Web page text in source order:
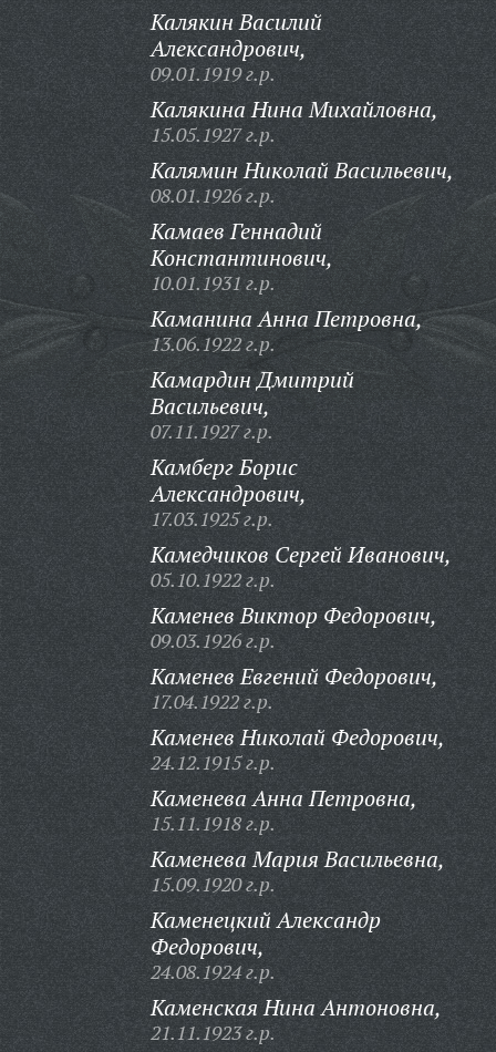
Калякин Василий
Александрович,
09.01.1919 г.р.
Калякина Нина Михайловна,
15.05.1927 г.р.
Калямин Николай Васильевич,
08.01.1926 г.р.
Камаев Геннадий
Константинович,
10.01.1931 г.р.
Каманина Анна Петровна,
13.06.1922 г.р.
Камардин Дмитрий
Васильевич,
07.11.1927 г.р.
Камберг Борис
Александрович,
17.03.1925 г.р.
Камедчиков Сергей Иванович,
05.10.1922 г.р.
Каменев Виктор Федорович,
09.03.1926 г.р.
Каменев Евгений Федорович,
17.04.1922 г.р.
Каменев Николай Федорович,
24.12.1915 г.р.
Каменева Анна Петровна,
15.11.1918 г.р.
Каменева Мария Васильевна,
15.09.1920 г.р.
Каменецкий Александр
Федорович,
24.08.1924 г.р.
Каменская Нина Антоновна,
21.11.1923 г.р.